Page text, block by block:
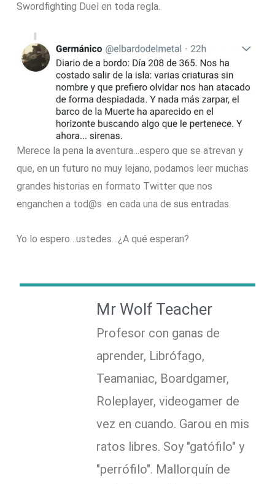
Swordfighting Duel en toda regla.
Merece la pena la aventura…espero que se atrevan y
que, en un futuro no muy lejano, podamos leer muchas
grandes historias en formato Twitter que nos
enganchen a tod@s en cada una de sus entradas.
Yo lo espero…ustedes…¿A qué esperan?
Mr Wolf Teacher
Profesor con ganas de
aprender, Librófago,
Teamaniac, Boardgamer,
Roleplayer, videogamer de
vez en cuando. Garou en mis
ratos libres. Soy "gatófilo" y
"perrófilo". Mallorquín de